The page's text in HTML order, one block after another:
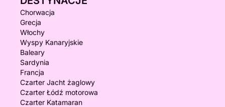
Chorwacja
Grecja
Włochy
Wyspy Kanaryjskie
Baleary
Sardynia
Francja
Czarter Jacht żaglowy
Czarter Łódź motorowa
Czarter Katamaran